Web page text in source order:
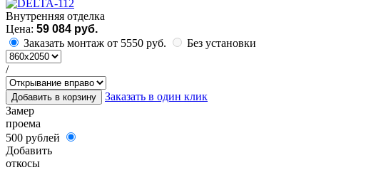
Внутренняя отделка
Цена: 59 084 руб.
Заказать монтаж от 5550 руб.
Без установки
/
Добавить в корзину
Заказать в один клик
Замер
проема
500 рублей
Добавить
откосы